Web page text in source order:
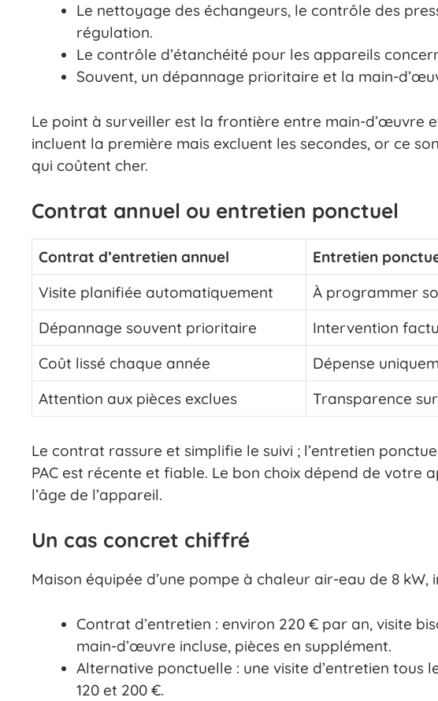
Le nettoyage des échangeurs, le contrôle des
régulation.
Le contrôle d’étanchéité pour les appareils
Souvent, un dépannage prioritaire et la main-
Le point à surveiller est la frontière entre main-d’œuvre
incluent la première mais excluent les secondes, or ce
qui coûtent cher.
Contrat annuel ou entretien ponctuel
Contrat d’entretien annuel
Entretien
Visite planifiée automatiquement
À programmer
Dépannage souvent prioritaire
Intervention
Coût lissé chaque année
Dépense
Attention aux pièces exclues
Transparence
Le contrat rassure et simplifie le suivi ; l’entretien
PAC est récente et fiable. Le bon choix dépend de votre
l’âge de l’appareil.
Un cas concret chiffré
Maison équipée d’une pompe à chaleur air-eau de 8 kW,
Contrat d’entretien : environ 220 € par an, visite
main-d’œuvre incluse, pièces en supplément.
Alternative ponctuelle : une visite d’entretien tous
120 et 200 €.